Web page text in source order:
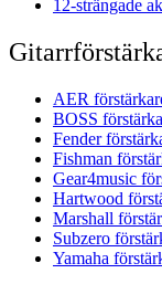
12-strängade
AER
BOSS
Fender
Fishman
Gear4music
Hartwood
Marshall
Subzero
Yamaha